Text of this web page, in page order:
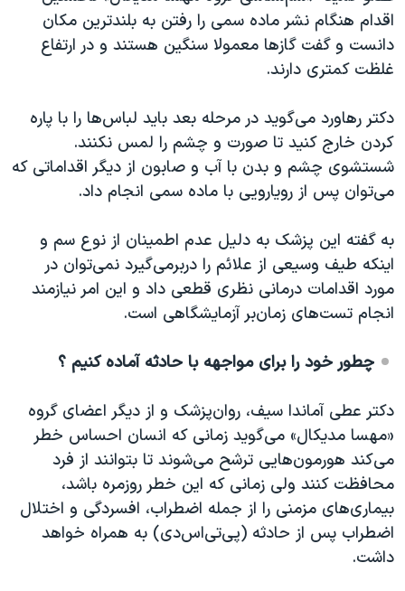
اقدام هنگام نشر ماده سمی را رفتن به بلندترین مکان
دانست و گفت گازها معمولا سنگین هستند و در ارتفاع
غلظت کمتری دارند.
دکتر رهاورد می‌گوید در مرحله بعد باید لباس‌ها را با پاره
کردن خارج کنید تا صورت و چشم را لمس نکنند.
شستشوی چشم و بدن با آب و صابون از دیگر اقداماتی که
می‌توان پس از رویارویی با ماده سمی انجام داد.
به گفته این پزشک به دلیل عدم اطمینان از نوع سم و
اینکه طیف وسیعی از علائم را دربر‌می‌گیرد نمی‌توان در
مورد اقدامات درمانی نظری قطعی داد و این امر نیازمند
انجام تست‌های زمان‌بر آزمایشگاهی است.
چطور خود را برای مواجهه با حادثه آماده کنیم ؟
دکتر عطی آماندا سیف، روان‌پزشک و از دیگر اعضای گروه
«مهسا مدیکال» می‌گوید زمانی که انسان احساس خطر
‌می‌کند هورمون‌هایی ترشح می‌شوند تا بتوانند از فرد
محافظت کنند ولی زمانی که این خطر روزمره باشد،
بیماری‌های مزمنی را از جمله اضطراب، افسردگی و اختلال
اضطراب پس از حادثه (پی‌تی‌اس‌دی) به همراه خواهد
داشت.